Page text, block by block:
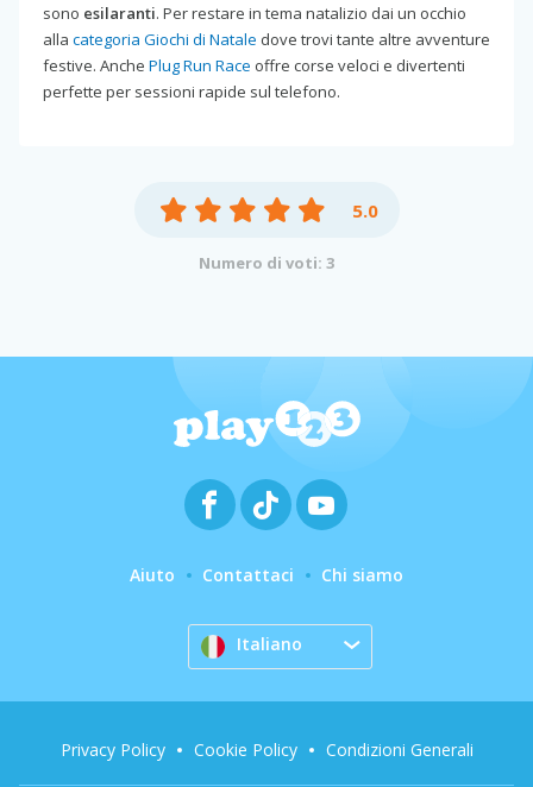
sono esilaranti. Per restare in tema natalizio dai un occhio
alla categoria Giochi di Natale dove trovi tante altre avventure
festive. Anche Plug Run Race offre corse veloci e divertenti
perfette per sessioni rapide sul telefono.
5.0
Numero di voti: 3
Aiuto Contattaci Chi siamo
Italiano
Privacy Policy Cookie Policy Condizioni Generali